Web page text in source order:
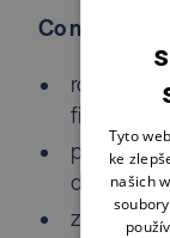
Co nabízíme:
roli s
firmy
prostor
zapojení
Tyto
ke
našich